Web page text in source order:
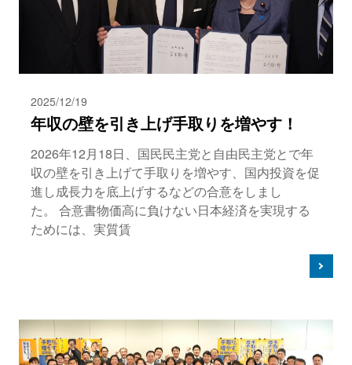
2025/12/19
年収の壁を引き上げ手取りを増やす！
2026年12月18日、国民民主党と自由民主党とで年
収の壁を引き上げて手取りを増やす、国内投資を促
進し成長力を底上げするなどの合意をしまし
た。 合意書物価高に負けない日本経済を実現する
ためには、実質賃